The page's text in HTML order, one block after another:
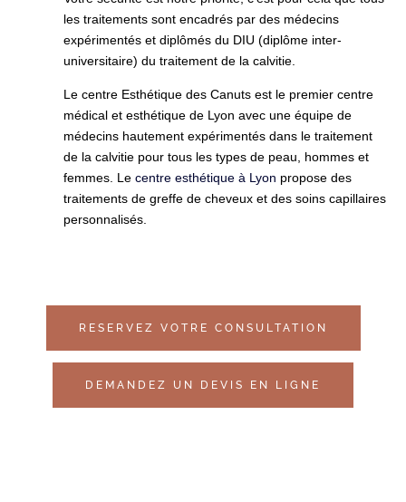
les traitements sont encadrés par des médecins
expérimentés et diplômés du DIU (diplôme inter-
universitaire) du traitement de la calvitie.
Le centre Esthétique des Canuts est le premier centre
médical et esthétique de Lyon avec une équipe de
médecins hautement expérimentés dans le traitement
de la calvitie pour tous les types de peau, hommes et
femmes. Le centre esthétique à Lyon propose des
traitements de greffe de cheveux et des soins capillaires
personnalisés.
RESERVEZ VOTRE CONSULTATION
DEMANDEZ UN DEVIS EN LIGNE